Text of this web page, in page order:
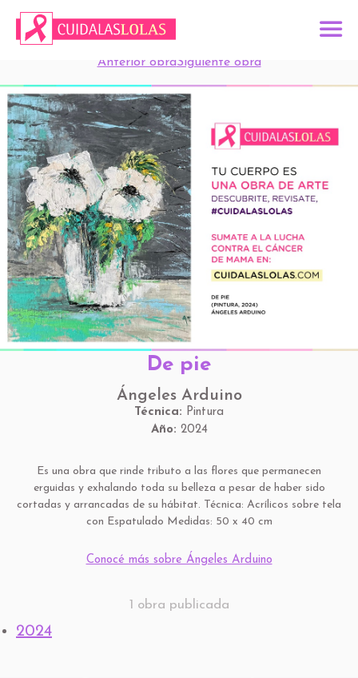
Anterior obraSiguiente obra
De pie
Ángeles Arduino
Técnica: Pintura
Año: 2024
Es una obra que rinde tributo a las flores que permanecen
erguidas y exhalando toda su belleza a pesar de haber sido
cortadas y arrancadas de su hábitat. Técnica: Acrílicos sobre tela
con Espatulado Medidas: 50 x 40 cm
Conocé más sobre Ángeles Arduino
1 obra publicada
2024